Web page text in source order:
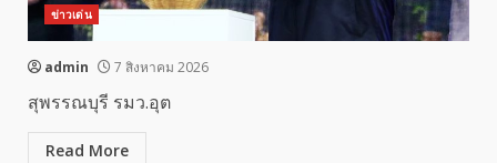
ข่าวเด่น
admin 7 สิงหาคม 2026
สุพรรณบุรี รมว.อุต
Read More